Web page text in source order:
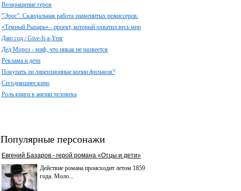
Возвращение героя
"Эрос". Скандальная работа знаменитых режиссеров.
«Темный Рыцарь» - проект, который охватил весь мир
Даю год / Give-It-a-Year
Дед Мороз - миф, что никак не развеется
Реклама и дети
Покупать ли лицензионные копии фильмов?
Сегодняшнее кино
Роль книги в жизни человека
Популярные персонажи
Евгений Базаров - герой романа «Отцы и дети»
Действие романа происходит летом 1859
года. Моло...